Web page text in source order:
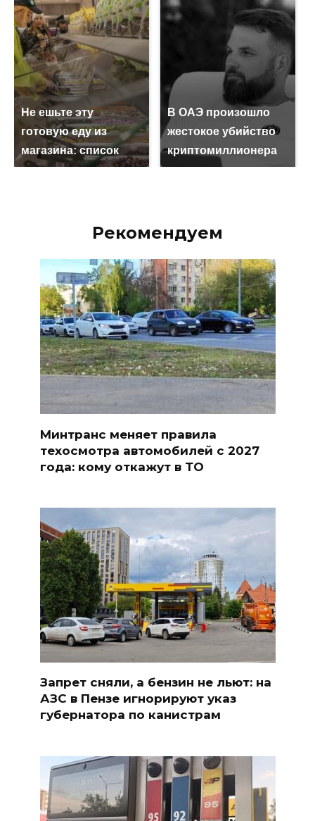
Не ешьте эту
готовую еду из
магазина: список
В ОАЭ произошло
жестокое убийство
криптомиллионера
Рекомендуем
Минтранс меняет правила
техосмотра автомобилей с 2027
года: кому откажут в ТО
Запрет сняли, а бензин не льют: на
АЗС в Пензе игнорируют указ
губернатора по канистрам